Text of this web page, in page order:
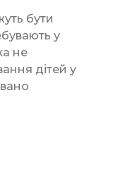
бути
у
не
дітей у